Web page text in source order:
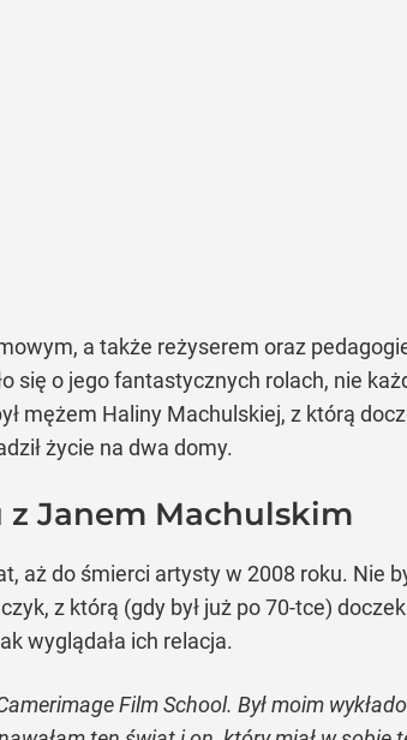
a także reżyserem oraz
o jego fantastycznych rolach, nie
mężem Haliny Machulskiej, z którą
życie na dwa domy.
Janem Machulskim
aż do śmierci artysty w 2008 roku. Nie
z którą (gdy był już po 70-tce)
wyglądała ich relacja.
Film School. Był moim